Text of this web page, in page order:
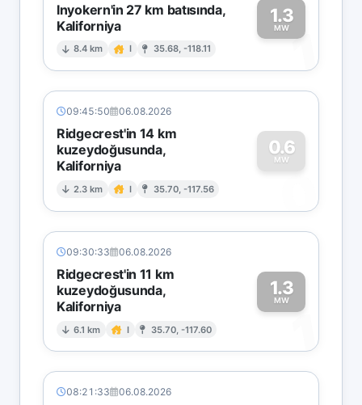
Inyokern'in 27 km batısında,
Kaliforniya
8.4 km I 35.68, -118.11
1.3
MW1
09:45:50 06.08.2026
Ridgecrest'in 14 km
kuzeydoğusunda,
Kaliforniya
2.3 km I 35.70, -117.56
0.6
MW
0
09:30:33 06.08.2026
Ridgecrest'in 11 km
kuzeydoğusunda,
Kaliforniya
6.1 km I 35.70, -117.60
1.3
MW
1
08:21:33 06.08.2026